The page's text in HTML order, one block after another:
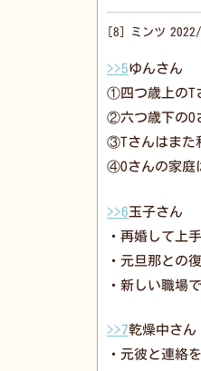
8 ミンツ
>>5ゆんさん
①四つ歳上のT
②六つ歳下のO
③Tさんはまた
④Oさんの家庭
>>6玉子さん
・再婚して上
・元旦那との
・新しい職場
>>7乾燥中さん
・元彼と連絡